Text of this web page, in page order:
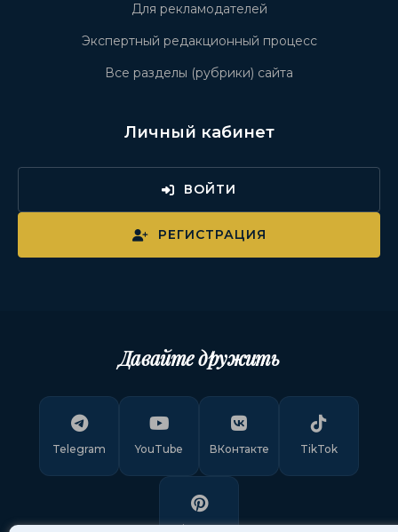
Для рекламодателей
Экспертный редакционный процесс
Все разделы (рубрики) сайта
Личный кабинет
ВОЙТИ
РЕГИСТРАЦИЯ
Давайте дружить
Telegram YouTube ВКонтакте TikTok
Pinterest